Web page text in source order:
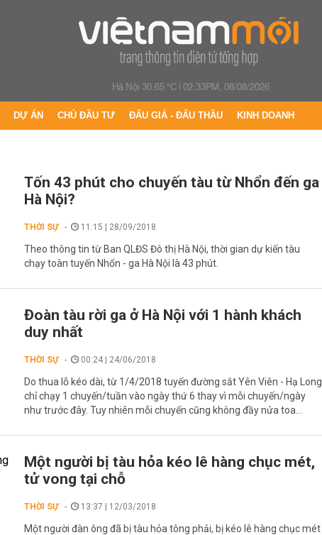
Hà Nội 30.65 °C|02:33PM, 08/08/2026
DỰ ÁN CHỦ ĐẦU TƯ ĐẤU GIÁ - ĐẤU THẦU KINH DOANH
Tốn 43 phút cho chuyến tàu từ Nhổn đến ga
Hà Nội?
THỜI SỰ 11:15 | 28/09/2018
Theo thông tin từ Ban QLĐS Đô thị Hà Nội, thời gian dự kiến tàu
chạy toàn tuyến Nhổn - ga Hà Nội là 43 phút.
Đoàn tàu rời ga ở Hà Nội với 1 hành khách
duy nhất
THỜI SỰ 00:24 | 24/06/2018
Do thua lỗ kéo dài, từ 1/4/2018 tuyến đường sắt Yên Viên - Hạ Long
chỉ chạy 1 chuyến/tuần vào ngày thứ 6 thay vì mỗi chuyến/ngày
như trước đây. Tuy nhiên mỗi chuyến cũng không đầy nửa toa...
Một người bị tàu hỏa kéo lê hàng chục mét,
tử vong tại chỗ
THỜI SỰ 13:37 | 12/03/2018
Một người đàn ông đã bị tàu hỏa tông phải, bị kéo lê hàng chục mét